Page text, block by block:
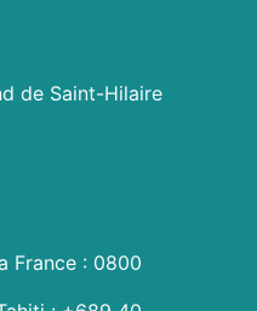
de Saint-Hilaire
France : 0800